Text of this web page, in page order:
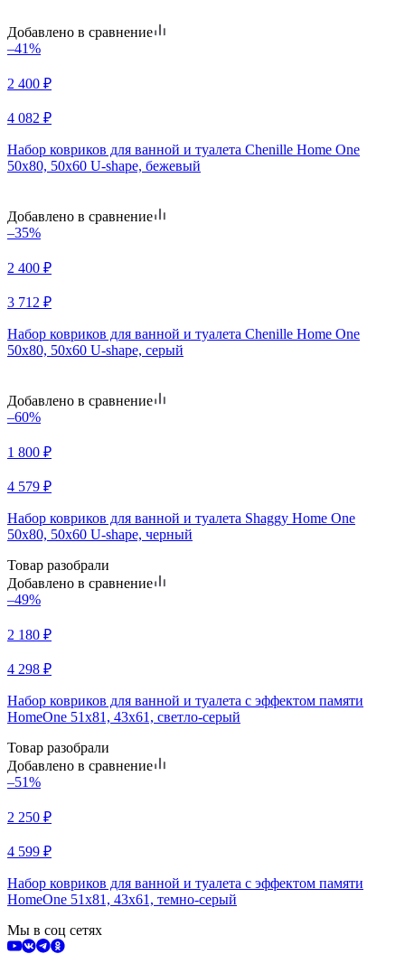
Добавлено в сравнение
–41%
2 400 ₽
4 082 ₽
Набор ковриков для ванной и туалета Chenille Home One
50х80, 50х60 U-shape, бежевый
Добавлено в сравнение
–35%
2 400 ₽
3 712 ₽
Набор ковриков для ванной и туалета Chenille Home One
50х80, 50х60 U-shape, серый
Добавлено в сравнение
–60%
1 800 ₽
4 579 ₽
Набор ковриков для ванной и туалета Shaggy Home One
50х80, 50х60 U-shape, черный
Товар разобрали
Добавлено в сравнение
–49%
2 180 ₽
4 298 ₽
Набор ковриков для ванной и туалета с эффектом памяти
HomeOne 51х81, 43х61, светло-серый
Товар разобрали
Добавлено в сравнение
–51%
2 250 ₽
4 599 ₽
Набор ковриков для ванной и туалета с эффектом памяти
HomeOne 51х81, 43х61, темно-серый
Мы в соц сетях